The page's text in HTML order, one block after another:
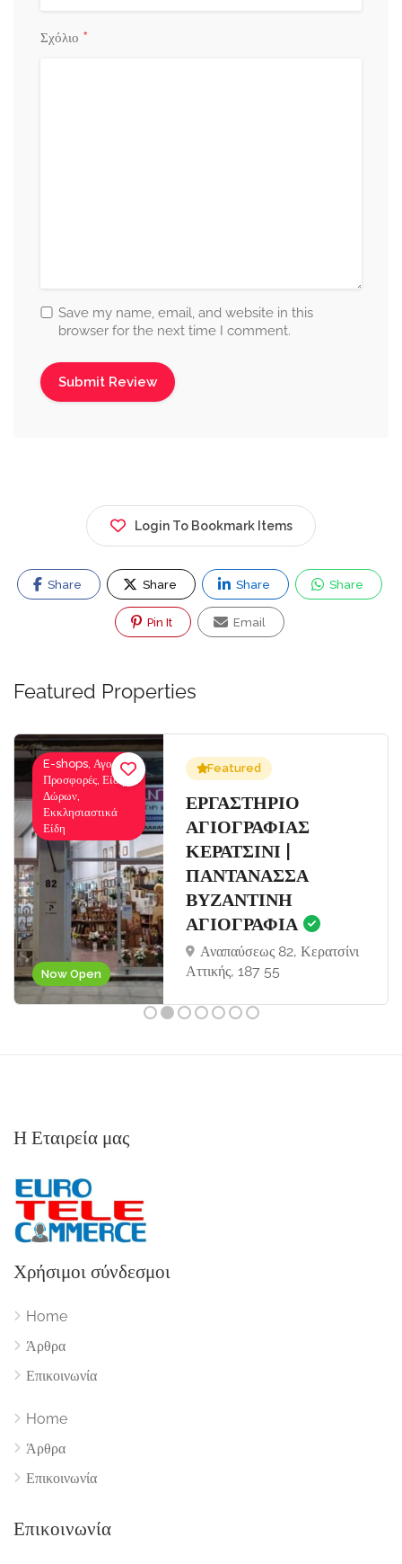
Σχόλιο *
Save my name, email, and website in this
browser for the next time I comment.
Login To Bookmark Items
Share Share Share Share
Pin It Email
Featured Properties
Now Open
E-shops, Αγορές-
Προσφορές, Είδη
Δώρων,
Εκκλησιαστικά
Είδη
Featured
ΕΡΓΑΣΤΗΡΙΟ
ΑΓΙΟΓΡΑΦΙΑΣ
ΚΕΡΑΤΣΙΝΙ |
ΠΑΝΤΑΝΑΣΣΑ
ΒΥΖΑΝΤΙΝΗ
ΑΓΙΟΓΡΑΦΙΑ
Αναπαύσεως 82, Κερατσίνι
Αττικής, 187 55
Η Εταιρεία μας
Χρήσιμοι σύνδεσμοι
Home
Άρθρα
Επικοινωνία
Home
Άρθρα
Επικοινωνία
Επικοινωνία